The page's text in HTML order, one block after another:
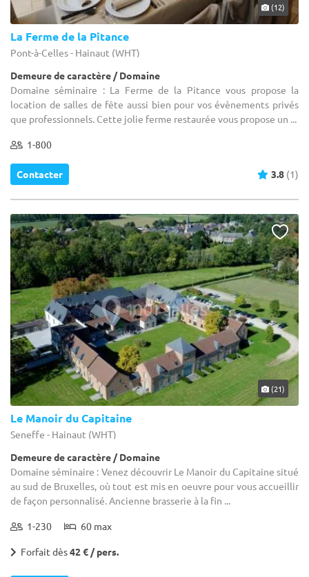
(12)
La Ferme de la Pitance
Pont-à-Celles - Hainaut (WHT)
Demeure de caractère / Domaine
Domaine séminaire : La Ferme de la Pitance vous propose la
location de salles de fête aussi bien pour vos évènements privés
que professionnels. Cette jolie ferme restaurée vous propose un ...
1-800
Contacter 3.8 (1)
(21)
Le Manoir du Capitaine
Seneffe - Hainaut (WHT)
Demeure de caractère / Domaine
Domaine séminaire : Venez découvrir Le Manoir du Capitaine situé
au sud de Bruxelles, où tout est mis en oeuvre pour vous accueillir
de façon personnalisé. Ancienne brasserie à la fin ...
1-230 60 max
Forfait dès42 € / pers.